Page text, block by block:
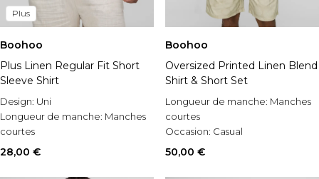
Plus
Boohoo
Plus Linen Regular Fit Short
Sleeve Shirt
Design: Uni
Longueur de manche: Manches
courtes
Occasion:
28,00 €
Boohoo
Oversized Printed Linen Blend
Shirt & Short Set
Longueur de manche: Manches
courtes
Occasion: Casual
Style: Ensemble chemise & shorts
50,00 €